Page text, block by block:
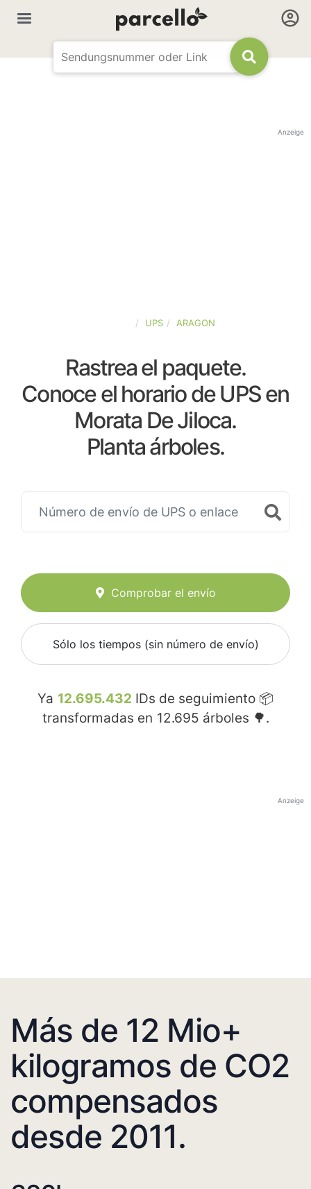
Anzeige
UPS ARAGON
Rastrea el paquete.
Conoce el horario de UPS en
Morata De Jiloca.
Planta árboles.
Comprobar el envío
Sólo los tiempos (sin número de envío)
Ya 12.695.432 IDs de seguimiento 📦
transformadas en 12.695 árboles 🌳.
Anzeige
Más de 12 Mio+
kilogramos de CO2
compensados
desde 2011.